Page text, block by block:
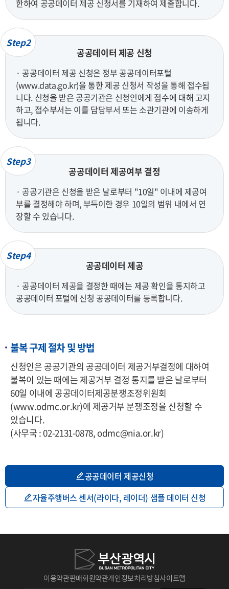
한하여 공공데이터 제공 신청서를 기재하여 제출합니다.
Step2
공공데이터 제공 신청
· 공공데이터 제공 신청은 정부 공공데이터포털
(www.data.go.kr)을 통한 제공 신청서 작성을 통해 접수됩
니다. 신청을 받은 공공기관은 신청인에게 접수에 대해 고지
하고, 접수부서는 이를 담당부서 또는 소관기관에 이송하게
됩니다.
Step3
공공데이터 제공여부 결정
· 공공기관은 신청을 받은 날로부터 "10일" 이내에 제공여
부를 결정해야 하며, 부득이한 경우 10일의 범위 내에서 연
장할 수 있습니다.
Step4
공공데이터 제공
· 공공데이터 제공을 결정한 때에는 제공 확인을 통지하고
공공데이터 포털에 신청 공공데이터를 등록합니다.
불복 구제 절차 및 방법
신청인은 공공기관의 공공데이터 제공거부결정에 대하여
불복이 있는 때에는 제공거부 결정 통지를 받은 날로부터
60일 이내에 공공데이터제공분쟁조정위원회
(www.odmc.or.kr)에 제공거부 분쟁조정을 신청할 수
있습니다.
(사무국 : 02-2131-0878, odmc@nia.or.kr)
공공데이터 제공신청
자율주행버스 센서(라이다, 레이더) 샘플 데이터 신청
이용약관판매회원약관개인정보처리방침사이트맵